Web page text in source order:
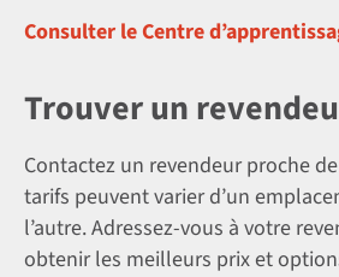
Consulter le Centre
Trouver un
Contactez un revendeur proche
tarifs peuvent varier d’un
l’autre. Adressez-vous à votre
obtenir les meilleurs prix et